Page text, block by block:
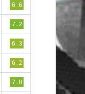
6.6
7.2
6.3
6.2
7.0